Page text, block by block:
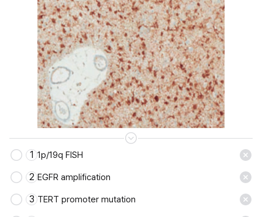
저장
1 1p/19q FISH
2 EGFR amplification
3 TERT promoter mutation